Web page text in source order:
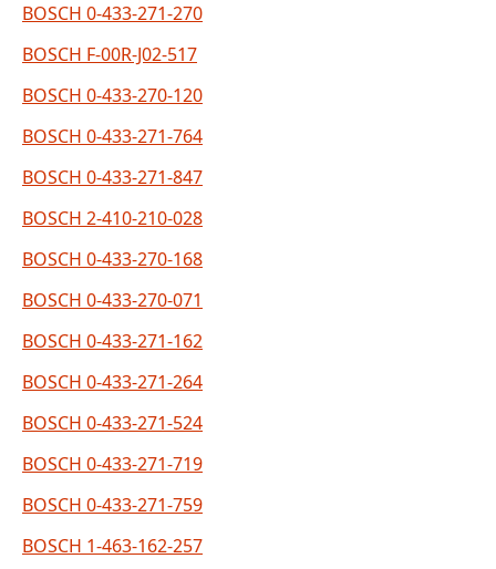
BOSCH 0-433-271-270
BOSCH F-00R-J02-517
BOSCH 0-433-270-120
BOSCH 0-433-271-764
BOSCH 0-433-271-847
BOSCH 2-410-210-028
BOSCH 0-433-270-168
BOSCH 0-433-270-071
BOSCH 0-433-271-162
BOSCH 0-433-271-264
BOSCH 0-433-271-524
BOSCH 0-433-271-719
BOSCH 0-433-271-759
BOSCH 1-463-162-257